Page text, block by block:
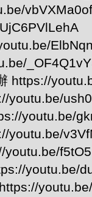
https://
youtu.be/
youtu.be/
youtu.be/
youtu.be/
youtu.be/